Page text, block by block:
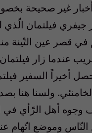
غير صحيحة
فيلتمان الّذي
في قصر عين التّينة
عندما زار
السفير
ولسنا هنا
أهل الرّأي في
وموضع اتّهامٍ